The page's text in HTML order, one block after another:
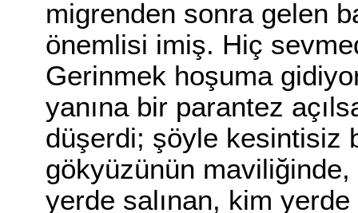
migrenden sonra gelen
önemlisi imiş. Hiç
Gerinmek hoşuma
yanına bir parantez
düşerdi; şöyle kesintisiz
gökyüzünün
yerde salınan, kim